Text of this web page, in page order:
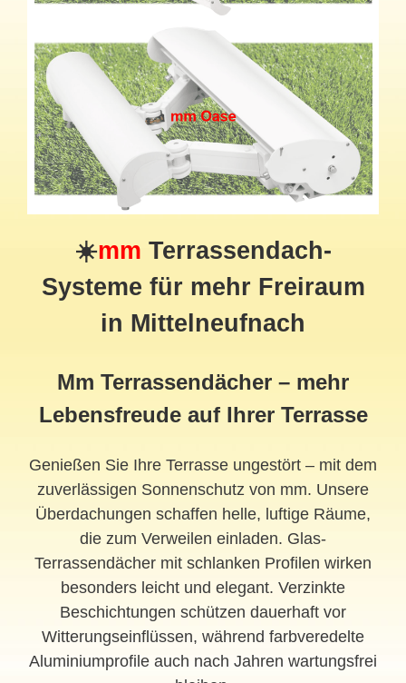
☀️mm Terrassendach-
Systeme für mehr Freiraum
in Mittelneufnach
Mm Terrassendächer – mehr
Lebensfreude auf Ihrer Terrasse
Genießen Sie Ihre Terrasse ungestört – mit dem
zuverlässigen Sonnenschutz von mm. Unsere
Überdachungen schaffen helle, luftige Räume,
die zum Verweilen einladen. Glas-
Terrassendächer mit schlanken Profilen wirken
besonders leicht und elegant. Verzinkte
Beschichtungen schützen dauerhaft vor
Witterungseinflüssen, während farbveredelte
Aluminiumprofile auch nach Jahren wartungsfrei